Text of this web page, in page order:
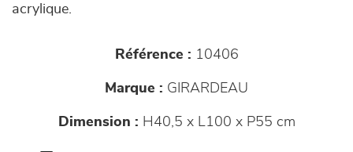
acrylique.
Référence : 10406
Marque : GIRARDEAU
Dimension : H40,5 x L100 x P55 cm